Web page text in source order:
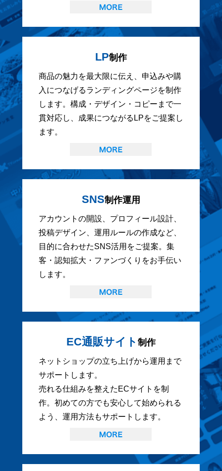
LP制作
商品の魅力を最大限に伝え、申込みや購
入につなげるランディングページを制作
します。構成・デザイン・コピーまで一
貫対応し、成果につながるLPをご提案し
ます。
SNS制作運用
アカウントの開設、プロフィール設計、
投稿デザイン、運用ルールの作成など、
目的に合わせたSNS活用をご提案。集
客・認知拡大・ファンづくりをお手伝い
します。
EC通販サイト 制作
ネットショップの立ち上げから運用まで
サポートします。
売れる仕組みを整えたECサイトを制
作。初めての方でも安心して始められる
よう、運用方法もサポートします。